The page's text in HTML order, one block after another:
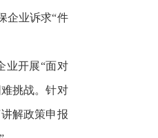
企业诉求“件
业开展“面对
挑战。针对
解政策申报